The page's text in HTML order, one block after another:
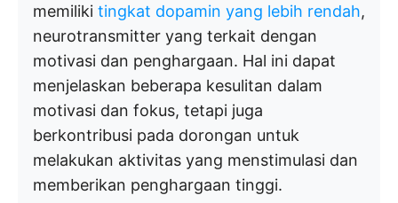
memiliki tingkat dopamin yang lebih rendah,
neurotransmitter yang terkait dengan
motivasi dan penghargaan. Hal ini dapat
menjelaskan beberapa kesulitan dalam
motivasi dan fokus, tetapi juga
berkontribusi pada dorongan untuk
melakukan aktivitas yang menstimulasi dan
memberikan penghargaan tinggi.